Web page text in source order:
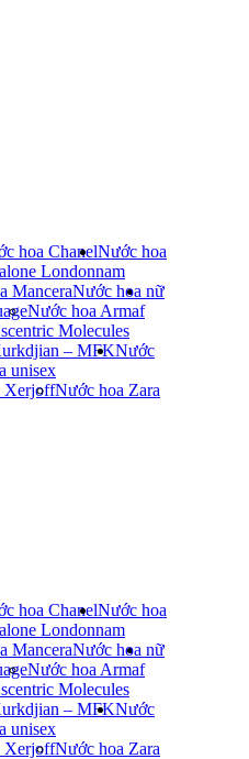
hoa Chanel
London
Mancera
Nước hoa Armaf
Molecules
– MFK
XerjoffNước hoa Zara
Nước hoa
nam
Nước hoa nữ
Nước
unisex
hoa Chanel
London
Mancera
Nước hoa Armaf
Molecules
– MFK
XerjoffNước hoa Zara
Nước hoa
nam
Nước hoa nữ
Nước
unisex